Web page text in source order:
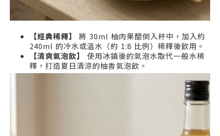
【經典稀釋】 將 30ml 柚肉果醋倒入杯中，加入約
240ml 的冷水或溫水（約 1:8 比例）稀釋後飲用。
【清爽氣泡飲】
使用冰鎮後的氣泡水取代一般水稀
釋，打造夏日清涼的柚香氣泡飲。